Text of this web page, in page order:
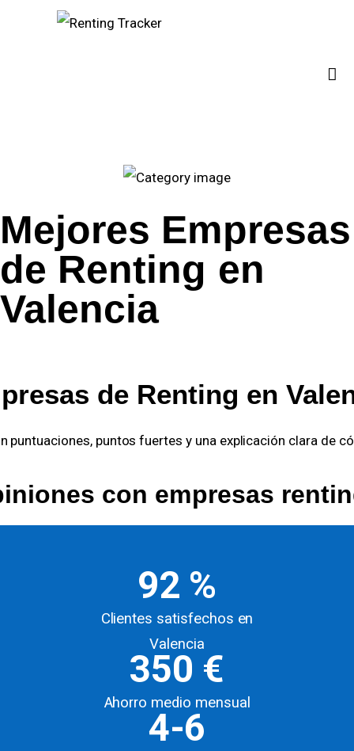
¿Quiénes somos?
Mejores Empresas
de Renting en
Valencia
de Renting en
puntos fuertes y una explicación clara
con empresas
92 %
Clientes satisfechos en
Valencia
350 €
Ahorro medio mensual
4-6